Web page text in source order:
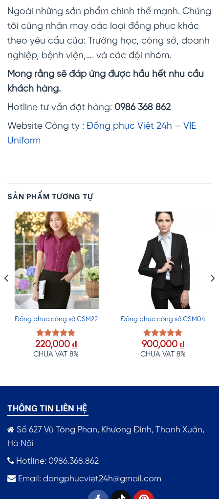
Ngoài những sản phẩm chính thế mạnh. Chúng
tôi cũng nhận may các loại đồng phục khác
theo yêu cầu của: Trường học, công sở, doanh
nghiệp, bệnh viện,…. và các đội nhóm.
Mong rằng sẽ đáp ứng được hầu hết nhu cầu
khách hàng.
Hotline tư vấn đặt hàng: 0986 368 862
Website Công ty : Đồng phục Việt 24h – VIE
Uniform
SẢN PHẨM TƯƠNG TỰ
Đồng phục công sở CSM22
Được xếp
hạng5.00
220,000 ₫
CHƯA VAT 8%
Đồng phục công sở CSM04
Được xếp
hạng5.00
900,000 ₫
CHƯA VAT 8%
THÔNG TIN LIÊN HỆ
Số 627 Vũ Tông Phan, Khương Đình, Thanh Xuân,
Hà Nội
Hotline: 0986.368.862
Email: dongphucviet24h@gmail.com